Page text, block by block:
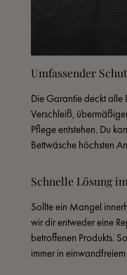
Umfassender
Die Garantie deckt alle
Verschleiß,
Pflege entstehen. Du
Bettwäsche höchsten
Schnelle Lösung
Sollte ein Mangel
wir dir entweder eine
betroffenen Produkts.
immer in